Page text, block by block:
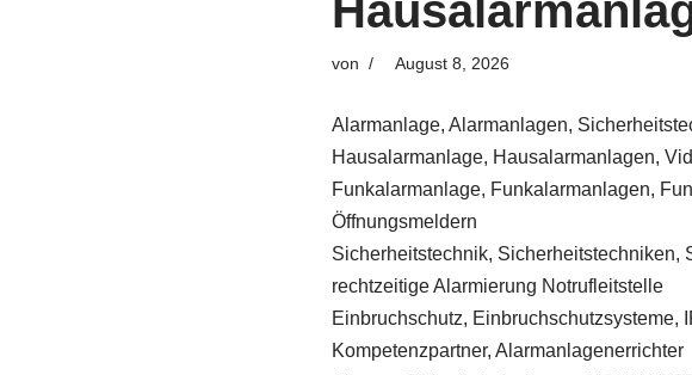
von August 8, 2026
Alarmanlage, Alarmanlagen,
Hausalarmanlage, Hausalarmanlagen,
Funkalarmanlage, Funkalarmanlagen,
Öffnungsmeldern
Sicherheitstechnik, Sicherheitstechniken,
rechtzeitige Alarmierung Notrufleitstelle
Einbruchschutz, Einbruchschutzsysteme,
Kompetenzpartner, Alarmanlagenerrichter